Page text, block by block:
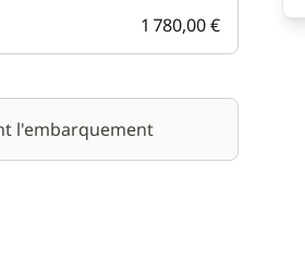
1 780,00 €
l'embarquement